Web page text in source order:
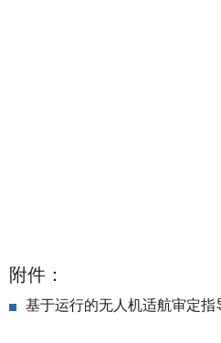
附件：
基于运行的无人机适航审定指